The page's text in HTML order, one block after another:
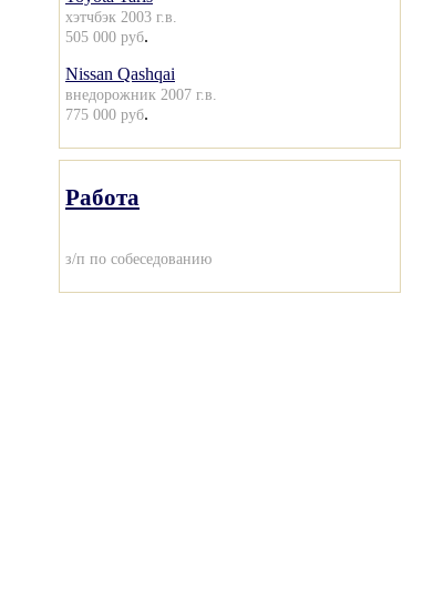
хэтчбэк 2003 г.в.
505 000 руб.
Nissan Qashqai
внедорожник 2007 г.в.
775 000 руб.
Работа
з/п по собеседованию